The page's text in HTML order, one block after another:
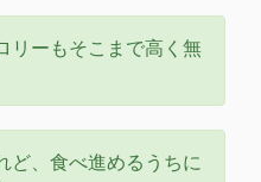
リーもそこまで高く無
ど、食べ進めるうちに